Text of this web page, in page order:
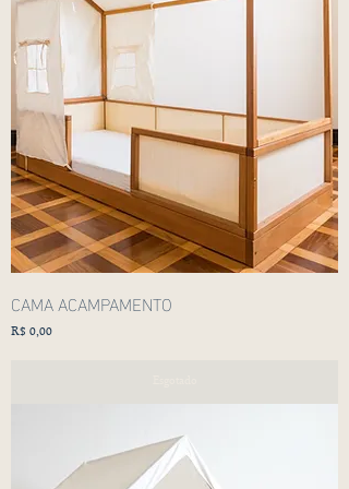
CAMA ACAMPAMENTO
Preço
R$ 0,00